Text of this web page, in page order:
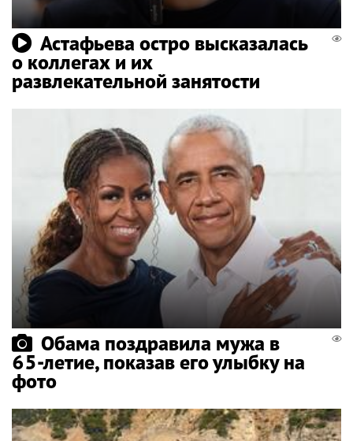
Астафьева остро высказалась
о коллегах и их
развлекательной занятости
Обама поздравила мужа в
65-летие, показав его улыбку на
фото